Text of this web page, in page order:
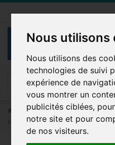
Nous utilisons
Nous utilisons des
technologies de suivi
expérience de
vous montrer un
publicités ciblées,
notre site et pour
de nos visiteurs.
Ceinture Femme
Ceinture
Fabriqué en Italie